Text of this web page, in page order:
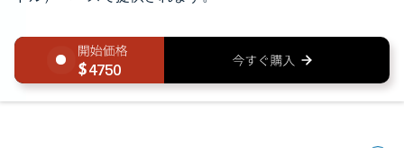
4750